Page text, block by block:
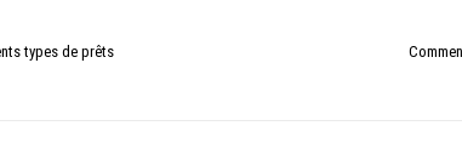
types de prêts